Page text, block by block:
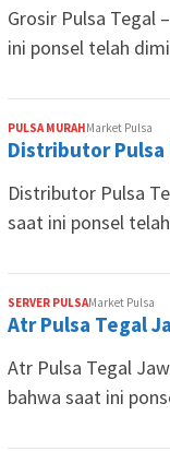
Grosir Pulsa Tegal
ini ponsel telah
PULSA MURAHMarket Pulsa
Distributor Pulsa
Distributor Pulsa
saat ini ponsel
SERVER PULSAMarket Pulsa
Atr Pulsa Tegal
Atr Pulsa Tegal
bahwa saat ini